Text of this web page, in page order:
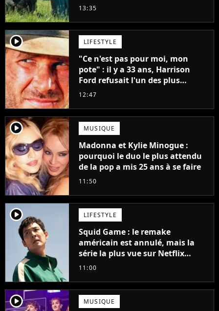
13:35
player2 LIFESTYLE
"Ce n'est pas pour moi, mon
pote" : il y a 33 ans, Harrison
Ford refusait l'un des plus
grands succès de tous les temps
12:47
player2 MUSIQUE
Madonna et Kylie Minogue :
pourquoi le duo le plus attendu
de la pop a mis 25 ans à se faire
11:50
player2 LIFESTYLE
Squid Game : le remake
américain est annulé, mais la
série la plus vue sur Netflix
pourrait avoir une version
11:00
player2 MUSIQUE